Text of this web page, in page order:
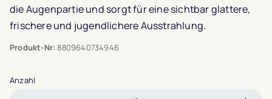
die Augenpartie und sorgt für eine sichtbar glattere,
frischere und jugendlichere Ausstrahlung.
Produkt-Nr: 8809640734946
Anzahl